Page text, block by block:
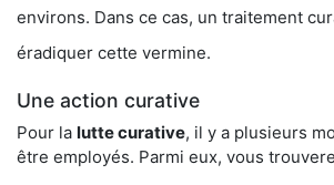
environs. Dans ce cas, un traitement
éradiquer cette vermine.
Une action curative
Pour la lutte curative, il y a plusieurs
être employés. Parmi eux, vous